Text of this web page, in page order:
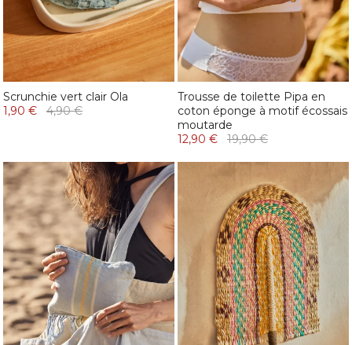
Scrunchie vert clair Ola
1,90 €
4,90 €
Trousse de toilette Pipa en
coton éponge à motif écossais
moutarde
12,90 €
19,90 €